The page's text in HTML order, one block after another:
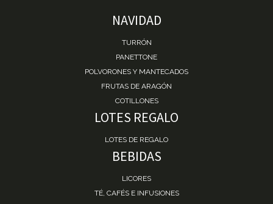
NAVIDAD
TURRÓN
PANETTONE
POLVORONES Y MANTECADOS
FRUTAS DE ARAGÓN
COTILLONES
LOTES REGALO
LOTES DE REGALO
BEBIDAS
LICORES
TÉ, CAFÉS E INFUSIONES